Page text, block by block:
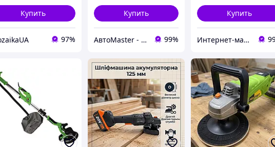
Купить
97%
Купить
АвтоMaster - магазин 99%
Купить
Интернет-магазин UKaTools